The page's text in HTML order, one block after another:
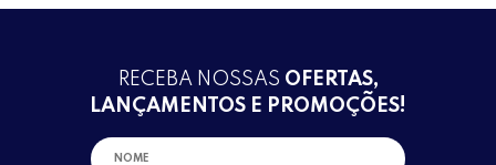
RECEBA NOSSAS OFERTAS,
LANÇAMENTOS E PROMOÇÕES!